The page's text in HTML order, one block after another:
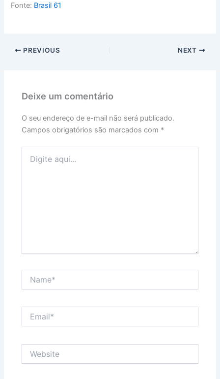
Fonte: Brasil 61
PREVIOUS NEXT
Deixe um comentário
O seu endereço de e-mail não será publicado.
Campos obrigatórios são marcados com *
aqui...